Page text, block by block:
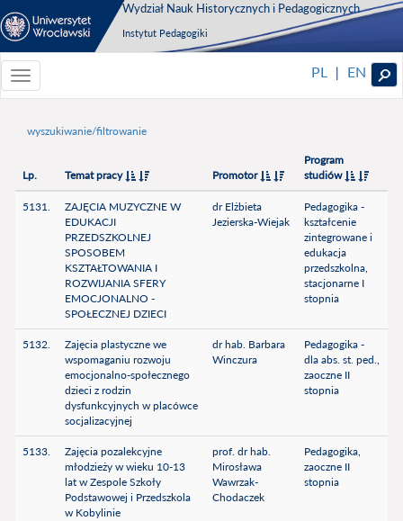
Wydział Nauk Historycznych i Pedagogicznych
Instytut Pedagogiki
Toggle
navigationToggle
PL | EN
wyszukiwanie/filtrowanie
Lp. Temat pracy Promotor
Program
studiów
5131.
ZAJĘCIA MUZYCZNE W
EDUKACJI
PRZEDSZKOLNEJ
SPOSOBEM
KSZTAŁTOWANIA I
ROZWIJANIA SFERY
EMOCJONALNO -
SPOŁECZNEJ DZIECI
dr Elżbieta
Jezierska-Wiejak
Pedagogika -
kształcenie
zintegrowane i
edukacja
przedszkolna,
stacjonarne I
stopnia
5132.
Zajęcia plastyczne we
wspomaganiu rozwoju
emocjonalno-społecznego
dzieci z rodzin
dysfunkcyjnych w placówce
socjalizacyjnej
dr hab. Barbara
Winczura
Pedagogika -
dla abs. st. ped.,
zaoczne II
stopnia
5133.
Zajęcia pozalekcyjne
młodzieży w wieku 10-13
lat w Zespole Szkoły
Podstawowej i Przedszkola
w Kobylinie
prof. dr hab.
Mirosława
Wawrzak-
Chodaczek
Pedagogika,
zaoczne II
stopnia